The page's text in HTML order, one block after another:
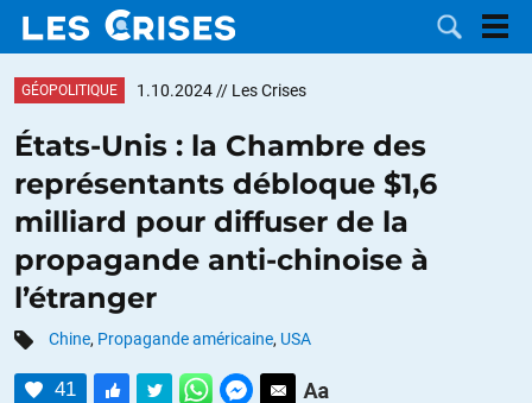
DOSSIERS
CATÉGORIES
NOUS
GÉOPOLITIQUE 1.10.2024 // Les Crises
États-Unis : la Chambre des
représentants débloque $1,6
milliard pour diffuser de la
propagande anti-chinoise à
l’étranger
Chine, Propagande américaine, USA
41